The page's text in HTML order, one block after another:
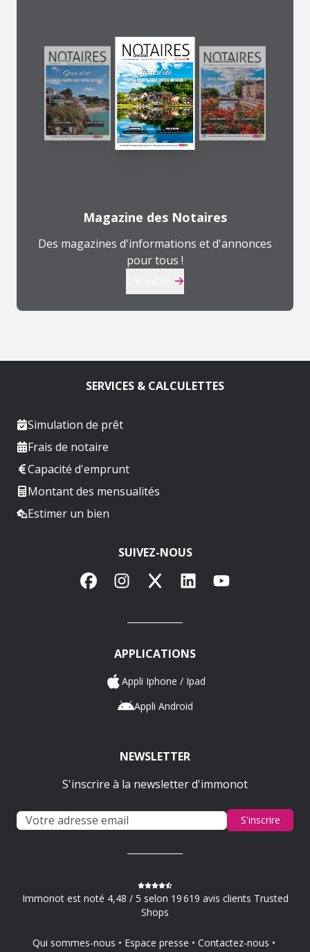
Magazine des Notaires
Des magazines d'informations et d'annonces
pour tous !
SERVICES & CALCULETTES
Simulation de prêt
Frais de notaire
Capacité d'emprunt
Montant des mensualités
Estimer un bien
SUIVEZ-NOUS
FacebookInstagram
X LinkedInYouTube
APPLICATIONS
Appli Iphone / Ipad
Appli Android
NEWSLETTER
S'inscrire à la newsletter d'immonot
S'inscrire
Immonot est noté 4,48 / 5 selon 19 619 avis clients Trusted
Shops
Qui sommes-nous Espace presse
Contactez-nous